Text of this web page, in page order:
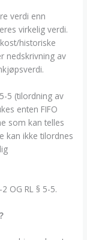
verdi enn
virkelig verdi.
historiske
nedskrivning av
5 (tilordning av
enten FIFO
som kan telles
kan ikke tilordnes
OG RL § 5-5.